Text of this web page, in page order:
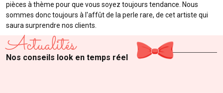
pièces à thème pour que vous soyez toujours tendance. Nous
sommes donc toujours à l'affût de la perle rare, de cet artiste qui
saura surprendre nos clients.
Actualités
Nos conseils look en temps réel